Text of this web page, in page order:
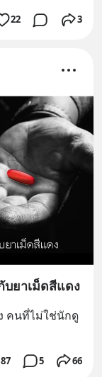
22 3
บยาเม็ดสีแดง
คนที่ไม่ใช่นักดู
87 5 66